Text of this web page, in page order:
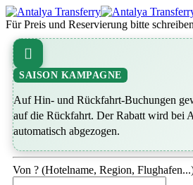
Für Preis und Reservierung bitte
SAISON KAMPAGNE
Auf Hin- und Rückfahrt-Buchungen
auf die Rückfahrt. Der Rabatt wird bei
automatisch abgezogen.
Von ? (Hotelname, Region,